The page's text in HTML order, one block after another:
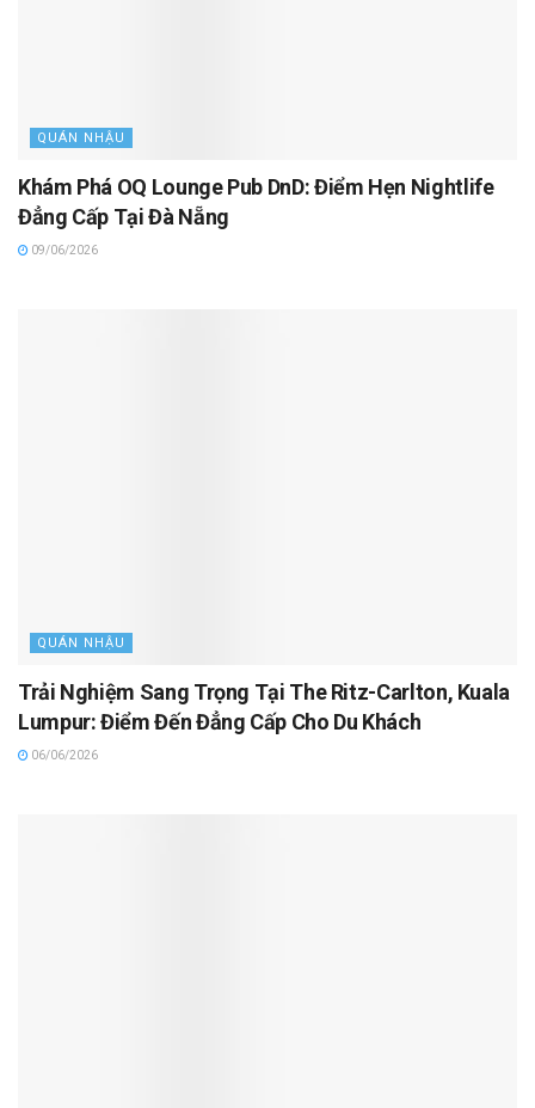
QUÁN NHẬU
Khám Phá OQ Lounge Pub DnD: Điểm Hẹn Nightlife
Đẳng Cấp Tại Đà Nẵng
09/06/2026
QUÁN NHẬU
Trải Nghiệm Sang Trọng Tại The Ritz-Carlton, Kuala
Lumpur: Điểm Đến Đẳng Cấp Cho Du Khách
06/06/2026